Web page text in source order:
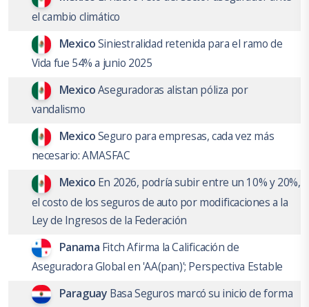
el cambio climático
MexicoSiniestralidad retenida para el ramo de
Vida fue 54% a junio 2025
MexicoAseguradoras alistan póliza por
vandalismo
MexicoSeguro para empresas, cada vez más
necesario: AMASFAC
Mexico En 2026, podría subir entre un 10% y 20%,
el costo de los seguros de auto por modificaciones a la
Ley de Ingresos de la Federación
Panama Fitch Afirma la Calificación de
Aseguradora Global en 'AA(pan)'; Perspectiva Estable
Paraguay Basa Seguros marcó su inicio de forma